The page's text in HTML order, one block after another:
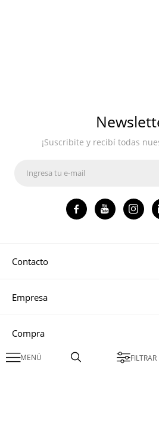

Contacto
Empresa
Compra
¡Suscribite y recibí todas
  